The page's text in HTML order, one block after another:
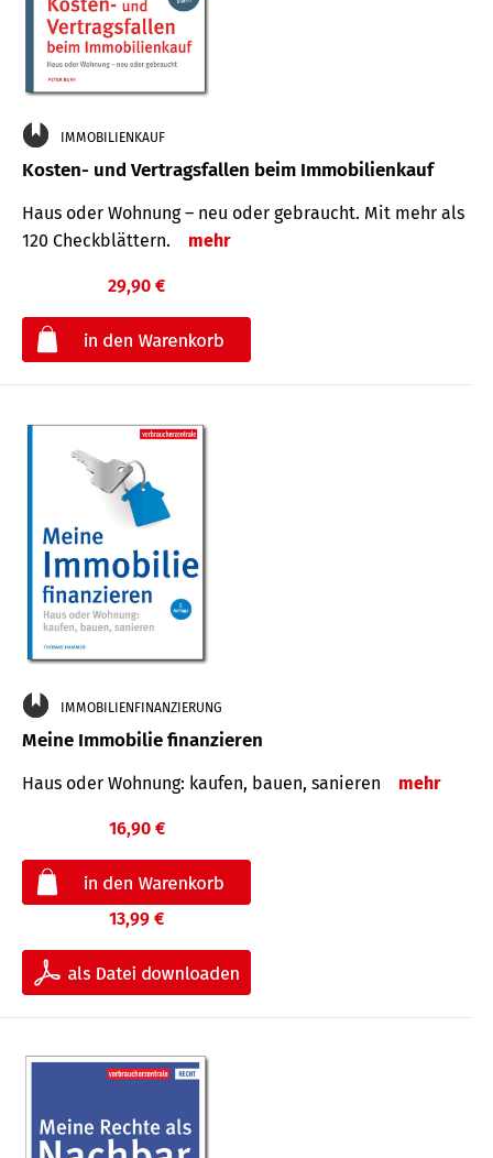
IMMOBILIENKAUF
Kosten- und Vertragsfallen beim Immobilienkauf
Haus oder Wohnung – neu oder gebraucht. Mit mehr als
120 Check­blättern.
mehr
29,90 €
IMMOBILIENFINANZIERUNG
Meine Immobilie finanzieren
Haus oder Wohnung: kaufen, bauen, sanieren mehr
16,90 €
13,99 €